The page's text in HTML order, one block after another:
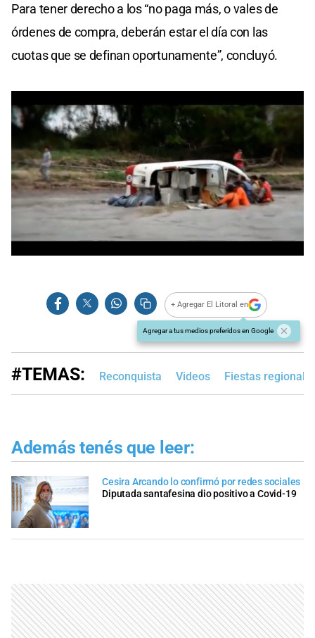
Para tener derecho a los “no paga más, o vales de
órdenes de compra, deberán estar el día con las
cuotas que se definan oportunamente”, concluyó.
seconds
+ Agregar El Litoral en
Agregar a tus medios preferidos en Google
#TEMAS: Reconquista Videos Fiestas
Además tenés que leer:
Cesira Arcando lo confirmó por redes sociales
Diputada santafesina dio positivo a Covid-19